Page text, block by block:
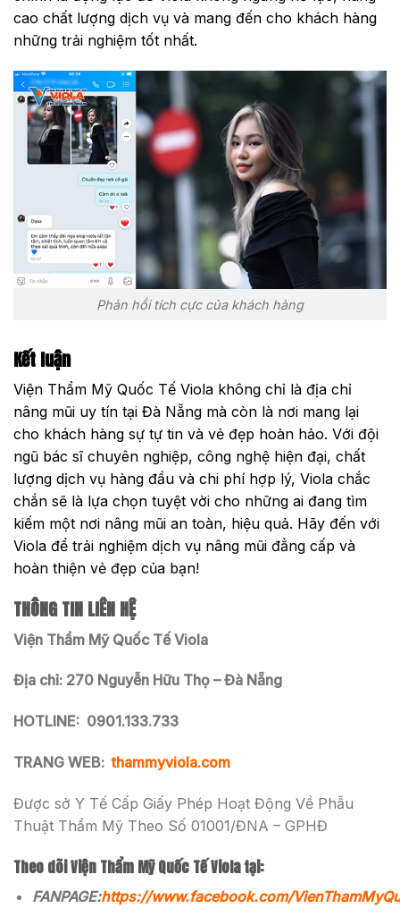
cao chất lượng dịch vụ và mang đến cho khách hàng
những trải nghiệm tốt nhất.
Phản hồi tích cực của khách hàng
Kết luận
Viện Thẩm Mỹ Quốc Tế Viola không chỉ là địa chỉ
nâng mũi uy tín tại Đà Nẵng mà còn là nơi mang lại
cho khách hàng sự tự tin và vẻ đẹp hoàn hảo. Với đội
ngũ bác sĩ chuyên nghiệp, công nghệ hiện đại, chất
lượng dịch vụ hàng đầu và chi phí hợp lý, Viola chắc
chắn sẽ là lựa chọn tuyệt vời cho những ai đang tìm
kiếm một nơi nâng mũi an toàn, hiệu quả. Hãy đến với
Viola để trải nghiệm dịch vụ nâng mũi đẳng cấp và
hoàn thiện vẻ đẹp của bạn!
THÔNG TIN LIÊN HỆ
Viện Thẩm Mỹ Quốc Tế Viola
Địa chỉ: 270 Nguyễn Hữu Thọ – Đà Nẵng
HOTLINE: 0901.133.733
TRANG WEB:thammyviola.com
Được sở Y Tế Cấp Giấy Phép Hoạt Động Về Phẫu
Thuật Thẩm Mỹ Theo Số 01001/ĐNA – GPHĐ
Theo dõi Viện Thẩm Mỹ Quốc Tế Viola tại:
FANPAGE:https://www.facebook.com/